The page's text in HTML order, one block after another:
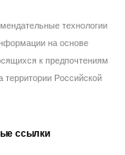
технологии
на основе
к предпочтениям
территории Российской
ссылки